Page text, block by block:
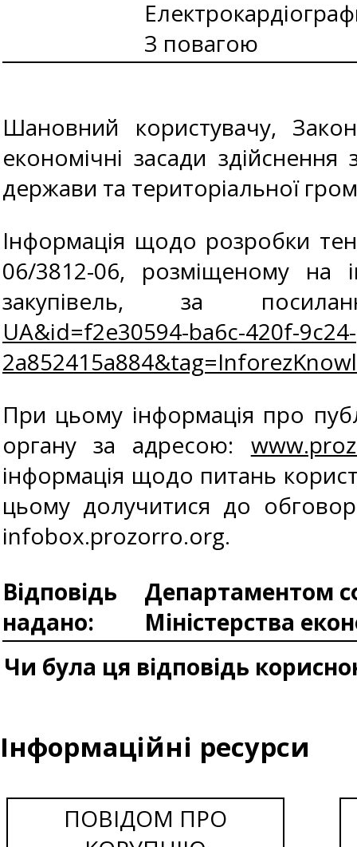
З повагою
Шановний користувачу,
економічні засади
держави та територіальної
Інформація щодо розробки
06/3812-06, розміщеному на
закупівель, за
UA&id=f2e30594-ba6c-420f-9c24-
При цьому інформація про
органу за адресою:
інформація щодо питань
цьому долучитися до
infobox.prozorro.org.
Відповідь
надано:
Департаментом
Міністерства
Чи була ця відповідь
Інформаційні ресурси
ПОВІДОМ ПРО